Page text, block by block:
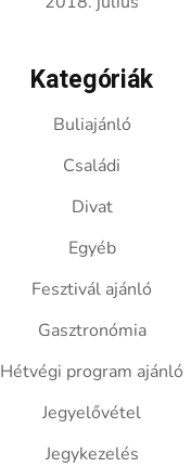
Kategóriák
Buliajánló
Családi
Divat
Egyéb
Fesztivál ajánló
Gasztronómia
Hétvégi program ajánló
Jegyelővétel
Jegykezelés